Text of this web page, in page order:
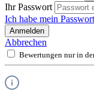
Ihr Passwort
Ich habe mein
Anmelden
Abbrechen
Bewertungen nur in